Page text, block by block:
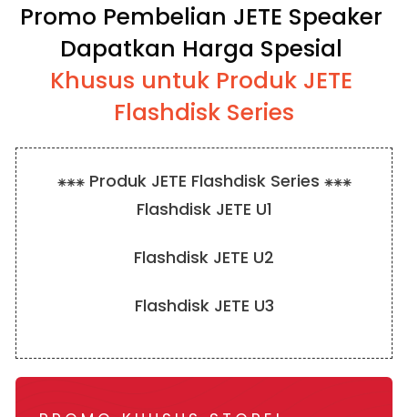
Promo Pembelian JETE Speaker
Dapatkan Harga Spesial
Khusus untuk Produk JETE
Flashdisk Series
⁕⁕⁕ Produk JETE Flashdisk Series ⁕⁕⁕
Flashdisk JETE U1
Flashdisk JETE U2
Flashdisk JETE U3